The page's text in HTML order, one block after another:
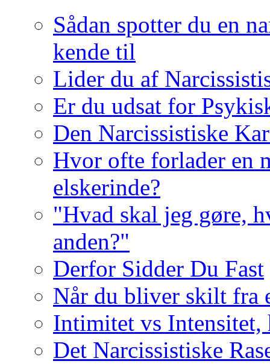
Sådan spotter du en
kende til
Lider du af
Er du udsat for
Den Narcissistiske
Hvor ofte forlader en
elskerinde?
"Hvad skal jeg gøre,
anden?"
Derfor Sidder Du Fast
Når du bliver skilt fra
Intimitet vs Intensitet,
Det Narcissistiske